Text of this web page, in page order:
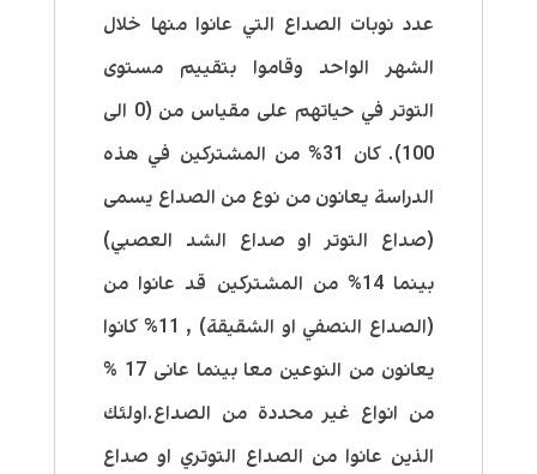
عدد نوبات الصداع التي عانوا منها خلال
الشهر الواحد وقاموا بتقييم مستوى
التوتر في حياتهم على مقياس من (0 الى
100). كان 31% من المشتركين في هذه
الدراسة يعانون من نوع من الصداع يسمى
(صداع التوتر او صداع الشد العصبي)
بينما 14% من المشتركين قد عانوا من
(الصداع النصفي او الشقيقة) , 11% كانوا
يعانون من النوعين معا بينما عانى 17 %
من انواع غير محددة من الصداع.اولئك
الذين عانوا من الصداع التوتري او صداع